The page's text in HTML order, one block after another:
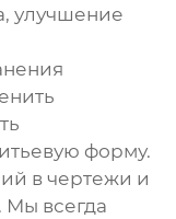
улучшение
форму.
в чертежи и
Мы всегда